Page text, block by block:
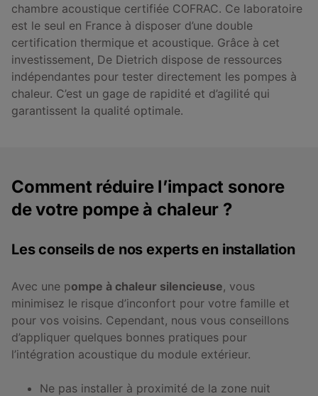
chambre acoustique certifiée COFRAC. Ce laboratoire
est le seul en France à disposer d’une double
certification thermique et acoustique. Grâce à cet
investissement, De Dietrich dispose de ressources
indépendantes pour tester directement les pompes à
chaleur. C’est un gage de rapidité et d’agilité qui
garantissent la qualité optimale.
Comment réduire l’impact sonore
de votre pompe à chaleur ?
Les conseils de nos experts en installation
Avec une pompe à chaleur silencieuse, vous
minimisez le risque d’inconfort pour votre famille et
pour vos voisins. Cependant, nous vous conseillons
d’appliquer quelques bonnes pratiques pour
l’intégration acoustique du module extérieur.
Ne pas installer à proximité de la zone nuit